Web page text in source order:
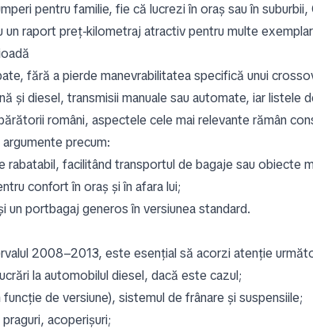
pentru familie, fie că lucrezi în oraș sau în
raport preț-kilometraj atractiv pentru multe
fără a pierde manevrabilitatea specifică unui
și diesel, transmisii manuale sau automate, iar listele
români, aspectele cele mai relevante rămân
precum:
rabatabil, facilitând transportul de bagaje sau obiecte
confort în oraș și în afara lui;
portbagaj generos în versiunea standard.
2008–2013, este esențial să acorzi atenție
la automobilul diesel, dacă este cazul;
de versiune), sistemul de frânare și suspensiile;
acoperișuri;